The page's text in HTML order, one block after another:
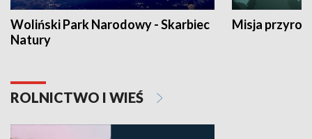
Woliński Park Narodowy - Skarbiec
Natury
Misja
ROLNICTWO I WIEŚ